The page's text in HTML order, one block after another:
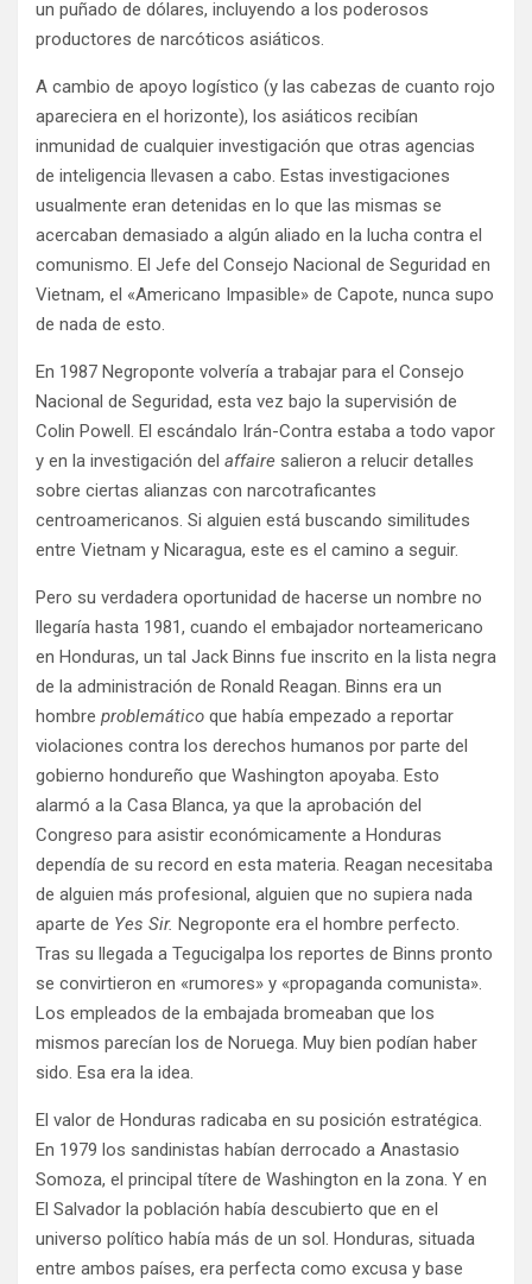
un puñado de dólares, incluyendo a los poderosos
productores de narcóticos asiáticos.
A cambio de apoyo logístico (y las cabezas de cuanto rojo
apareciera en el horizonte), los asiáticos recibían
inmunidad de cualquier investigación que otras agencias
de inteligencia llevasen a cabo. Estas investigaciones
usualmente eran detenidas en lo que las mismas se
acercaban demasiado a algún aliado en la lucha contra el
comunismo. El Jefe del Consejo Nacional de Seguridad en
Vietnam, el «Americano Impasible» de Capote, nunca supo
de nada de esto.
En 1987 Negroponte volvería a trabajar para el Consejo
Nacional de Seguridad, esta vez bajo la supervisión de
Colin Powell. El escándalo Irán-Contra estaba a todo vapor
y en la investigación del affaire salieron a relucir detalles
sobre ciertas alianzas con narcotraficantes
centroamericanos. Si alguien está buscando similitudes
entre Vietnam y Nicaragua, este es el camino a seguir.
Pero su verdadera oportunidad de hacerse un nombre no
llegaría hasta 1981, cuando el embajador norteamericano
en Honduras, un tal Jack Binns fue inscrito en la lista negra
de la administración de Ronald Reagan. Binns era un
hombre problemático que había empezado a reportar
violaciones contra los derechos humanos por parte del
gobierno hondureño que Washington apoyaba. Esto
alarmó a la Casa Blanca, ya que la aprobación del
Congreso para asistir económicamente a Honduras
dependía de su record en esta materia. Reagan necesitaba
de alguien más profesional, alguien que no supiera nada
aparte de Yes Sir. Negroponte era el hombre perfecto.
Tras su llegada a Tegucigalpa los reportes de Binns pronto
se convirtieron en «rumores» y «propaganda comunista».
Los empleados de la embajada bromeaban que los
mismos parecían los de Noruega. Muy bien podían haber
sido. Esa era la idea.
El valor de Honduras radicaba en su posición estratégica.
En 1979 los sandinistas habían derrocado a Anastasio
Somoza, el principal títere de Washington en la zona. Y en
El Salvador la población había descubierto que en el
universo político había más de un sol. Honduras, situada
entre ambos países, era perfecta como excusa y base